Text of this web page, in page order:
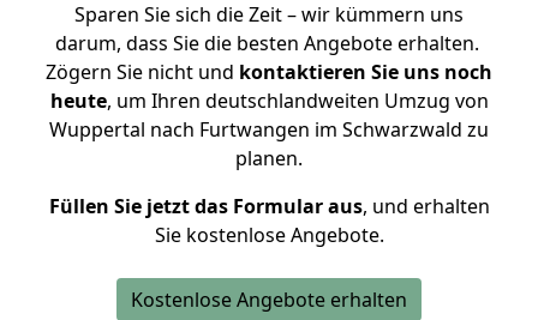
Sparen Sie sich die Zeit – wir kümmern uns
darum, dass Sie die besten Angebote erhalten.
Zögern Sie nicht und kontaktieren Sie uns noch
heute, um Ihren deutschlandweiten Umzug von
Wuppertal nach Furtwangen im Schwarzwald zu
planen.
Füllen Sie jetzt das Formular aus, und erhalten
Sie kostenlose Angebote.
Kostenlose Angebote erhalten